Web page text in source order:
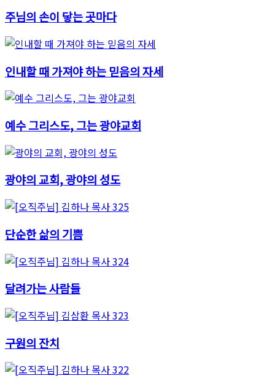
주님의 손이 닿는 곳마다
인내할 때 가져야 하는 믿음의 자세
예수 그리스도, 그는 광야교회
광야의 교회, 광야의 성도
단순한 삶의 기쁨
달려가는 사람들
구원의 잔치